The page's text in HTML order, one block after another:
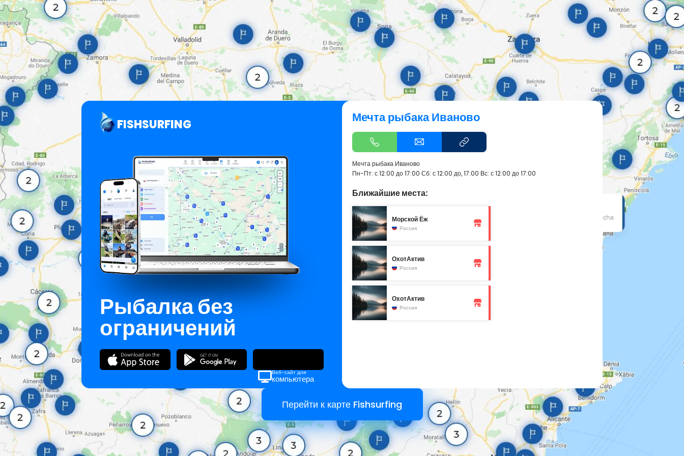
FISHSURFING
Рыбалка без
ограничений
Веб-сайт для
компьютера
Мечта рыбака Иваново
Мечта рыбака Иваново
Пн-Пт: с 12:00 до 17:00 Сб: с 12:00 до, 17:00 Вс: с 12:00 до 17:00
Ближайшие места:
Морской Ёж
Россия
ОхотАктив
Россия
ОхотАктив
Россия
Перейти к карте Fishsurfing